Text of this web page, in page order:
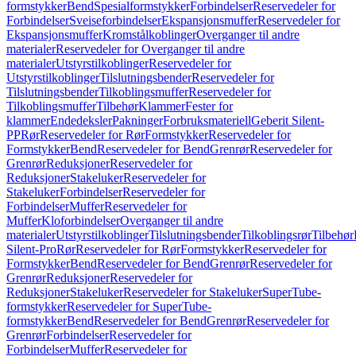
formstykkerBendSpesialformstykkerForbindelserReservedeler for
ForbindelserSveiseforbindelserEkspansjonsmufferReservedeler for
EkspansjonsmufferKromstålkoblingerOverganger til andre
materialerReservedeler for Overganger til andre
materialerUtstyrstilkoblingerReservedeler for
UtstyrstilkoblingerTilslutningsbenderReservedeler for
TilslutningsbenderTilkoblingsmufferReservedeler for
TilkoblingsmufferTilbehørKlammerFester for
klammerEndedekslerPakningerForbruksmateriellGeberit Silent-
PPRørReservedeler for RørFormstykkerReservedeler for
FormstykkerBendReservedeler for BendGrenrørReservedeler for
GrenrørReduksjonerReservedeler for
ReduksjonerStakelukerReservedeler for
StakelukerForbindelserReservedeler for
ForbindelserMufferReservedeler for
MufferKloforbindelserOverganger til andre
materialerUtstyrstilkoblingerTilslutningsbenderTilkoblingsrørTilbehør
Silent-ProRørReservedeler for RørFormstykkerReservedeler for
FormstykkerBendReservedeler for BendGrenrørReservedeler for
GrenrørReduksjonerReservedeler for
ReduksjonerStakelukerReservedeler for StakelukerSuperTube-
formstykkerReservedeler for SuperTube-
formstykkerBendReservedeler for BendGrenrørReservedeler for
GrenrørForbindelserReservedeler for
ForbindelserMufferReservedeler for